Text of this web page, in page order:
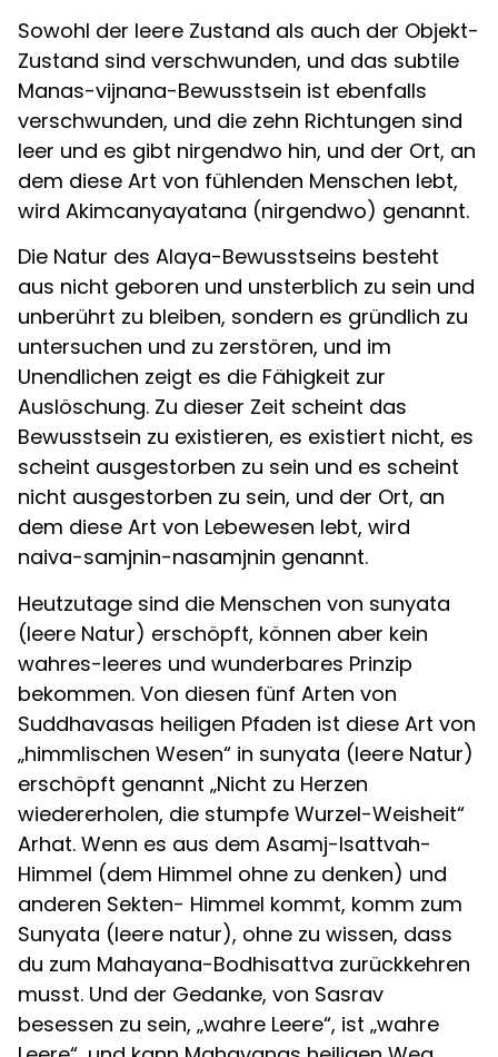
Sowohl der leere Zustand als auch der Objekt-
Zustand sind verschwunden, und das subtile
Manas-vijnana-Bewusstsein ist ebenfalls
verschwunden, und die zehn Richtungen sind
leer und es gibt nirgendwo hin, und der Ort, an
dem diese Art von fühlenden Menschen lebt,
wird Akimcanyayatana (nirgendwo) genannt.
Die Natur des Alaya-Bewusstseins besteht
aus nicht geboren und unsterblich zu sein und
unberührt zu bleiben, sondern es gründlich zu
untersuchen und zu zerstören, und im
Unendlichen zeigt es die Fähigkeit zur
Auslöschung. Zu dieser Zeit scheint das
Bewusstsein zu existieren, es existiert nicht, es
scheint ausgestorben zu sein und es scheint
nicht ausgestorben zu sein, und der Ort, an
dem diese Art von Lebewesen lebt, wird
naiva-samjnin-nasamjnin genannt.
Heutzutage sind die Menschen von sunyata
(leere Natur) erschöpft, können aber kein
wahres-leeres und wunderbares Prinzip
bekommen. Von diesen fünf Arten von
Suddhavasas heiligen Pfaden ist diese Art von
„himmlischen Wesen“ in sunyata (leere Natur)
erschöpft genannt „Nicht zu Herzen
wiedererholen, die stumpfe Wurzel-Weisheit“
Arhat. Wenn es aus dem Asamj-Isattvah-
Himmel (dem Himmel ohne zu denken) und
anderen Sekten- Himmel kommt, komm zum
Sunyata (leere natur), ohne zu wissen, dass
du zum Mahayana-Bodhisattva zurückkehren
musst. Und der Gedanke, von Sasrav
besessen zu sein, „wahre Leere“, ist „wahre